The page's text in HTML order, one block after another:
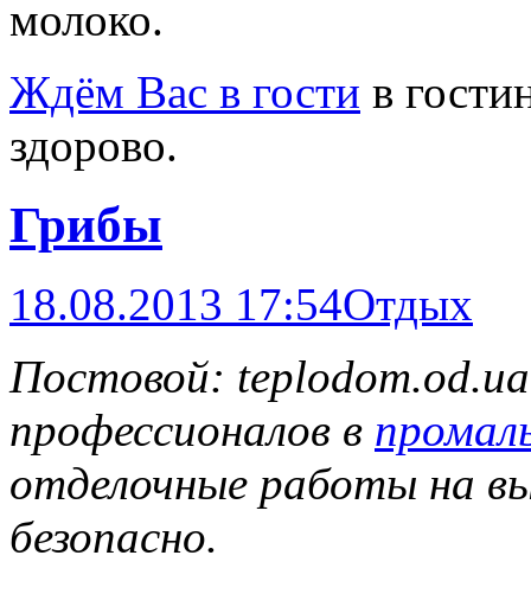
молоко.
Ждём Вас в гости в
здорово.
Грибы
18.08.2013 17:54Отдых
Постовой: teplodom.od.ua
профессионалов в
отделочные работы на
безопасно.